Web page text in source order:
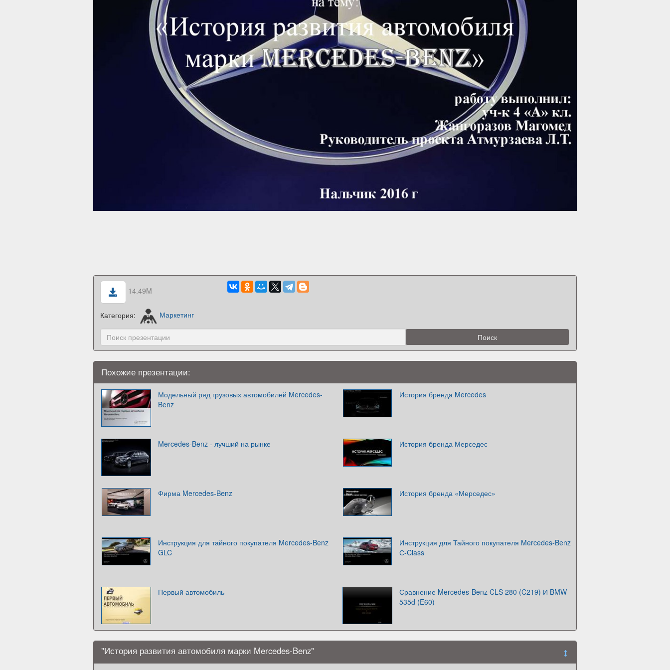
14.49M
Категория: Маркетинг
Похожие презентации:
Модельный ряд грузовых автомобилей Mercedes-
Benz
История бренда Mercedes
Mercedes-Benz - лучший на рынке История бренда Мерседес
Фирма Mercedes-Benz История бренда «Мерседес»
Инструкция для тайного покупателя Mercedes-Benz
GLC
Инструкция для Тайного покупателя Mercedes-Benz
С-Class
Первый автомобиль
Сравнение Mercedes-Benz CLS 280 (C219) И BMW
535d (E60)
"История развития автомобиля марки Mercedes-Benz"